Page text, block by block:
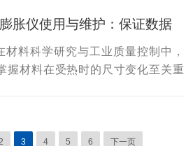
进的技术是闪光法（Flash
）。
胀仪使用与维护：保证数据
材料科学研究与工业质量控制中，
握材料在受热时的尺寸变化至关重
以及烧结过程提供了关键数据。
3 4 5 6 下一页